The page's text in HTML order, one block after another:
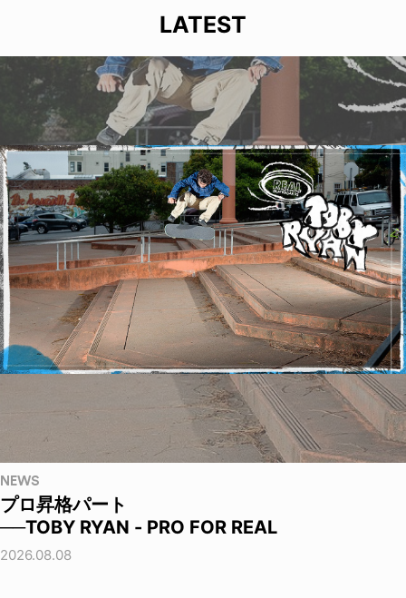
LATEST
NEWS
プロ昇格パート
──TOBY RYAN - PRO FOR REAL
2026.08.08